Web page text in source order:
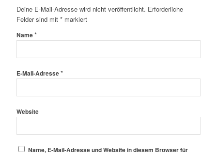
Deine E-Mail-Adresse wird nicht veröffentlicht. Erforderliche
Felder sind mit *markiert
Name*
E-Mail-Adresse*
Website
Name, E-Mail-Adresse und Website in diesem Browser für